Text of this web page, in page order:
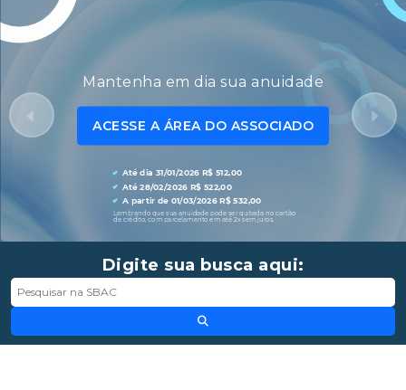
Mantenha em dia sua anuidade
ACESSE A ÁREA DO ASSOCIADO
Digite sua busca aqui: